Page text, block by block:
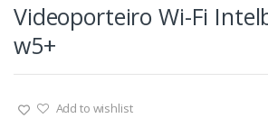
Videoporteiro Wi-Fi
w5+
Add to wishlist